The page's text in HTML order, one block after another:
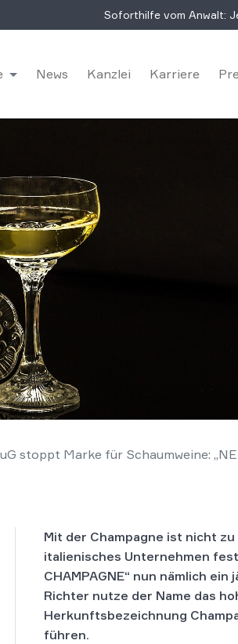
Soforthilfe vom Anwalt:
News Kanzlei Karriere
stoppt Marke für Schaumweine:
Mit der Champagne ist nicht
italienisches Unternehmen
CHAMPAGNE“ nun nämlich
Richter nutze der Name das
Herkunftsbezeichnung
führen.